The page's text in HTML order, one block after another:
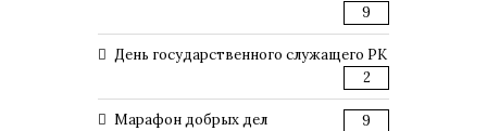
9
День государственного служащего РК
2
Марафон добрых дел 9